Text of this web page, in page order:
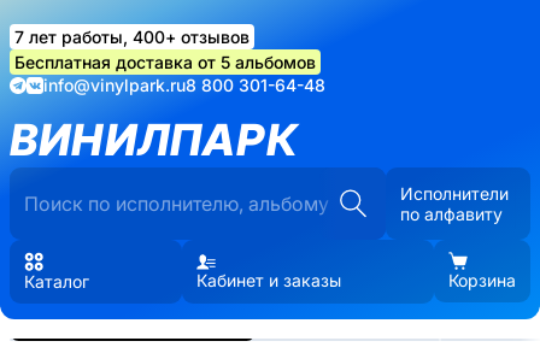
7 лет работы, 400+ отзывов
Бесплатная доставка от 5 альбомов
info@vinylpark.ru8 800 301-64-48
ВИНИЛПАРК
Исполнители
по алфавиту
Каталог Кабинет и заказы Корзина
Реальные фото пластинки.
Нажмите, чтобы увеличить